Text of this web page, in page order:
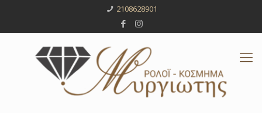
2108628901